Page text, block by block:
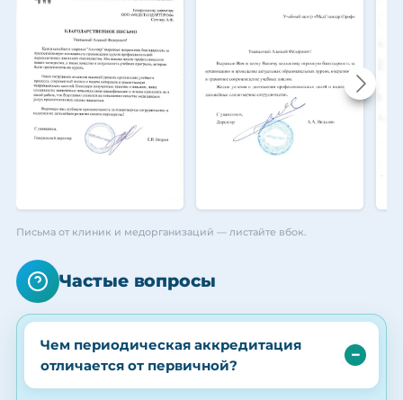
Письма от клиник и медорганизаций — листайте вбок.
Частые вопросы
Чем периодическая аккредитация
отличается от первичной?